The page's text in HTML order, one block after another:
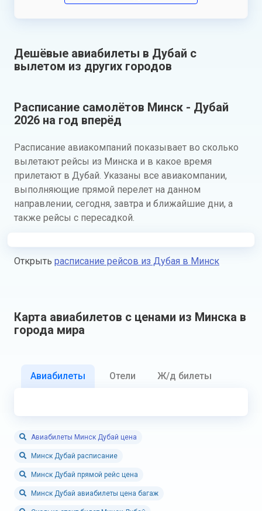
Дешёвые авиабилеты в Дубай с
вылетом из других городов
Расписание самолётов Минск - Дубай
2026 на год вперёд
Расписание авиакомпаний показывает во сколько
вылетают рейсы из Минска и в какое время
прилетают в Дубай. Указаны все авиакомпании,
выполняющие прямой перелет на данном
направлении, сегодня, завтра и ближайшие дни, а
также рейсы с пересадкой.
Открыть расписание рейсов из Дубая в Минск
Карта авиабилетов с ценами из Минска в
города мира
Авиабилеты Отели Ж/д билеты
Авиабилеты Минск Дубай цена
Минск Дубай расписание
Минск Дубай прямой рейс цена
Минск Дубай авиабилеты цена багаж